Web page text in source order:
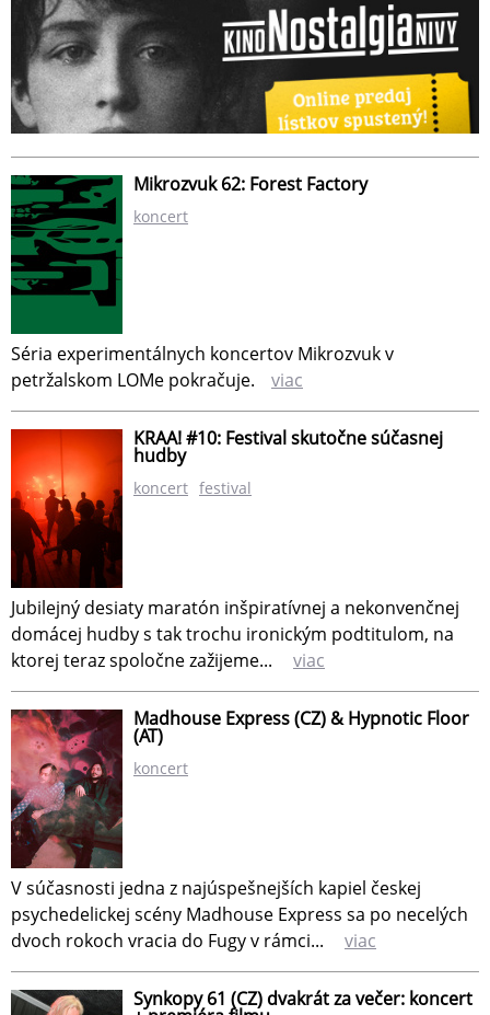
Mikrozvuk 62: Forest Factory
koncert
Séria experimentálnych koncertov Mikrozvuk v
petržalskom LOMe pokračuje.
viac
KRAA! #10: Festival skutočne súčasnej
hudby
koncert festival
Jubilejný desiaty maratón inšpiratívnej a nekonvenčnej
domácej hudby s tak trochu ironickým podtitulom, na
ktorej teraz spoločne zažijeme...
viac
Madhouse Express (CZ) & Hypnotic Floor
(AT)
koncert
V súčasnosti jedna z najúspešnejších kapiel českej
psychedelickej scény Madhouse Express sa po necelých
dvoch rokoch vracia do Fugy v rámci...
viac
Synkopy 61 (CZ) dvakrát za večer: koncert